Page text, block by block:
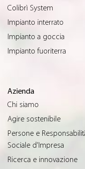
Colibrì System
Impianto interrato
Impianto a goccia
Impianto fuoriterra
Azienda
Chi siamo
Agire sostenibile
Persone e
Sociale d’Impresa
Ricerca e innovazione